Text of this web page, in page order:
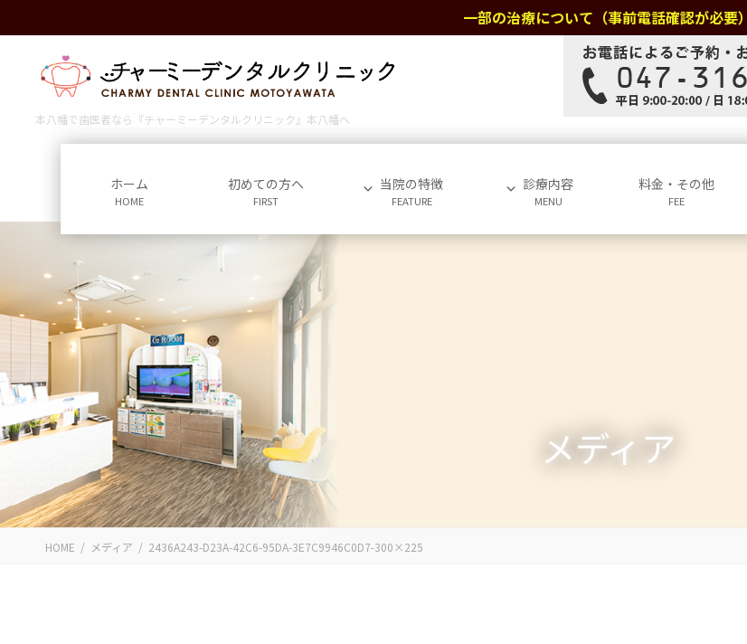
ン
ビ
一部の治療について（事前電話確認が必要）
本八幡で歯医者なら『チャーミーデンタルクリニック』本八幡へ
ホーム
HOME
初めての方へ
FIRST
当院の特徴
FEATURE
診療内容
MENU
料金・その他
FEE
メディア
HOME メディア 2436A243-D23A-42C6-95DA-3E7C9946C0D7-300×225